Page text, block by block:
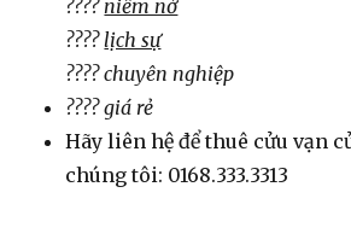
???? niềm nở
???? lịch sự
???? chuyên nghiệp
???? giá rẻ
Hãy liên hệ để thuê cửu vạn
chúng tôi: 0168.333.3313